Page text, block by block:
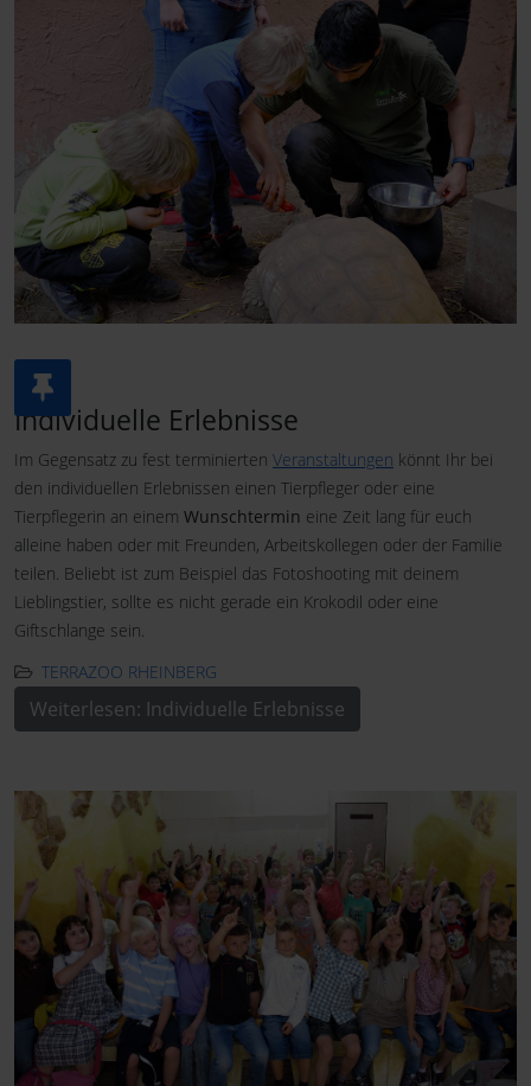
Individuelle Erlebnisse
Im Gegensatz zu fest terminierten Veranstaltungen könnt Ihr bei
den individuellen Erlebnissen einen Tierpfleger oder eine
Tierpflegerin an einem Wunschtermin eine Zeit lang für euch
alleine haben oder mit Freunden, Arbeitskollegen oder der Familie
teilen. Beliebt ist zum Beispiel das Fotoshooting mit deinem
Lieblingstier, sollte es nicht gerade ein Krokodil oder eine
Giftschlange sein.
TERRAZOO RHEINBERG
Weiterlesen: Individuelle Erlebnisse